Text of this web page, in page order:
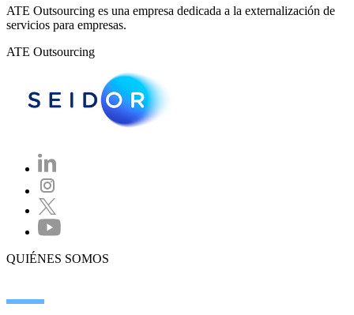
ATE Outsourcing es una empresa dedicada a la externalización de
servicios para empresas.
ATE Outsourcing
QUIÉNES SOMOS